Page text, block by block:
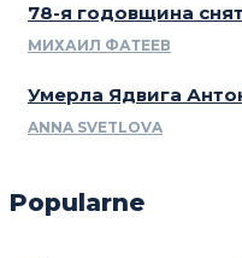
78-я годовщина
МИХАИЛ ФАТЕЕВ
Умерла Ядвига
ANNA SVETLOVA
Popularne